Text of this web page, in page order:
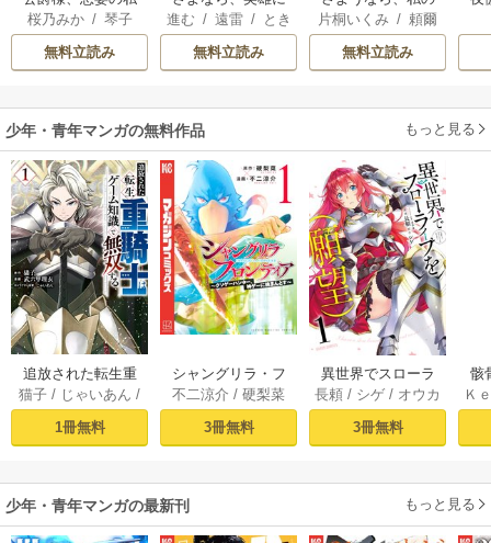
はもう放っておい
てください
桜乃みか/ 琴子
無料立読み
なった旦那様 ～
ただ祈るだけの役
立たずな妻のはず
進む / 遠雷/ とき
間
無料立読み
冷遇生活 ～パーテ
ィーで声をかけて
きたのがヤバい男
片桐いくみ /頼爾
無料立読み
少年・青年マンガの無料作品 もっと見る
追放された転生重
騎士はゲーム知識
で無双する（１）
猫子 / じゃいあん /
武六甲理衣
1冊無料
シャングリラ・フ
ロンティア（１）
～クソゲーハン
ター、神ゲーに挑
不二涼介 /硬梨菜
3冊無料
異世界でスローラ
イフを（願望） 1
長頼 / シゲ / オウカ
3冊無料
骸
異
Ｋ
少年・青年マンガの最新刊 もっと見る